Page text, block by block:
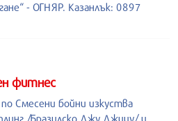
- ОГНЯР. Казанлък: 0897
фитнес
Смесени бойни изкуства
/Бразилско Джу Джицу/ и